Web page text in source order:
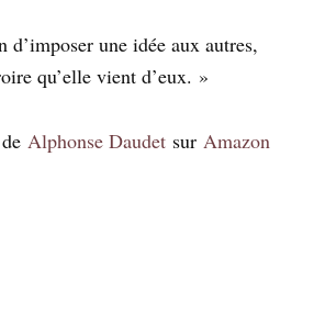
une idée aux autres,
qu’elle vient d’eux. »
Alphonse Daudet sur Amazon